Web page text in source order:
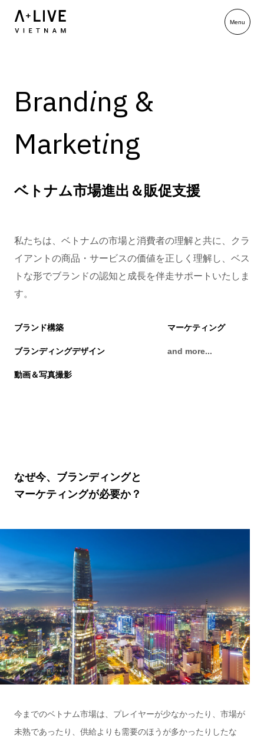
Branding &
Marketing
ベトナム市場進出＆販促支援
私たちは、ベトナムの市場と消費者の理解と共に、クラ
イアントの商品・サービスの価値を正しく理解し、ベス
トな形でブランドの認知と成長を伴走サポートいたしま
す。
ブランド構築
ブランディングデザイン
動画＆写真撮影
マーケティング
and more...
なぜ今、 ブラ ンディ ングと
マーケティ ングが必要か ？
今までのベトナム市場は、プレイヤーが少なかったり、市場が
未熟であったり、供給よりも需要のほうが多かったりしたな